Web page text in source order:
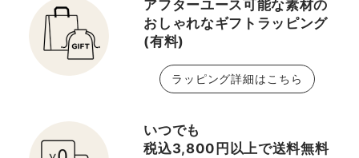
アフターユース可能な素材の
おしゃれなギフトラッピング
(有料)
ラッピング詳細はこちら
いつでも
税込3,800円以上で送料無料